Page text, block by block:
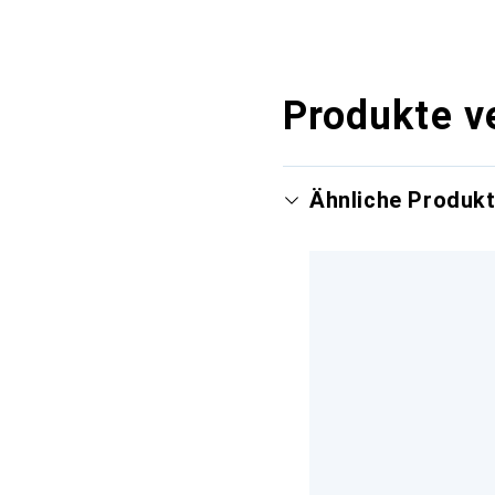
Produkte
Ähnliche